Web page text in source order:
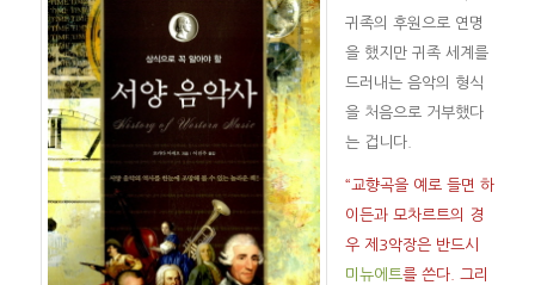
귀족의 후원으로 연명
을 했지만 귀족 세계를
드러내는 음악의 형식
을 처음으로 거부했다
는 겁니다.
“교향곡을 예로 들면 하
이든과 모차르트의 경
우 제3악장은 반드시
미뉴에트를 쓴다. 그리